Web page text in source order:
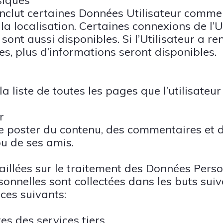
certaines Données Utilisateur comme
localisation. Certaines connexions de
aussi disponibles. Si l’Utilisateur a
plus d’informations seront disponibles.
liste de toutes les pages que
poster du contenu, des commentaires et
de ses amis.
sur le traitement des Données
sont collectées dans les buts
suivants:
des services tiers